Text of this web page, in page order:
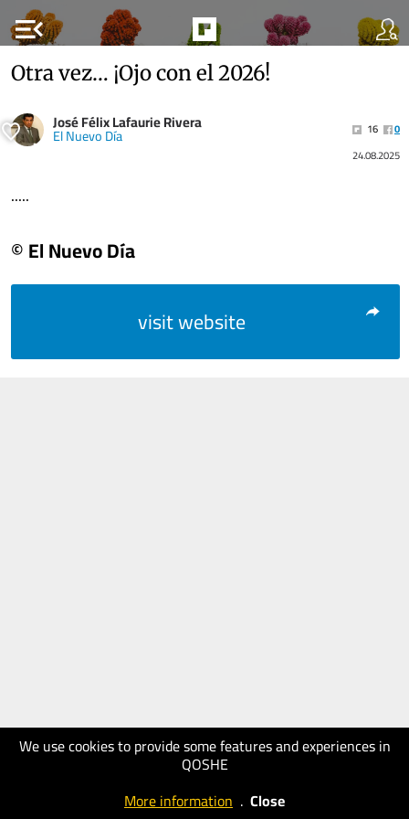
menu_open
We use cookies to provide some features and experiences in
QOSHE
More information . Close
Otra vez… ¡Ojo con el 2026!
José Félix Lafaurie Rivera
El Nuevo Día 16
0
24.08.2025
.....
© El Nuevo Día
visit website